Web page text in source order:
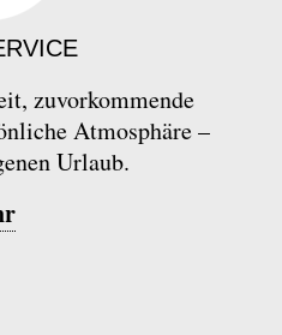
zuvorkommende
Atmosphäre –
Urlaub.